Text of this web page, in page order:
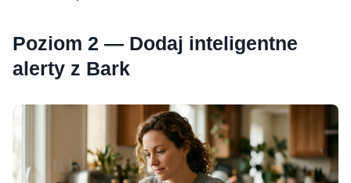
Poziom 2 — Dodaj inteligentne
alerty z Bark